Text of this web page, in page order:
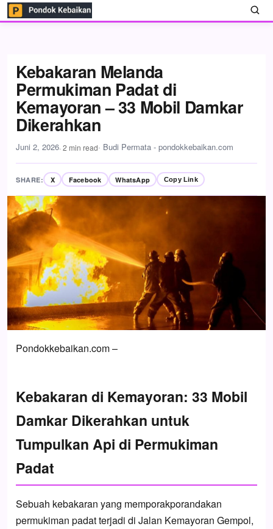
Kebakaran Melanda
Permukiman Padat di
Kemayoran – 33 Mobil Damkar
Dikerahkan
Juni 2, 2026· 2 min read· Budi Permata - pondokkebaikan.com
SHARE: X Facebook WhatsApp Copy Link
Pondokkebaikan.com –
Kebakaran di Kemayoran: 33 Mobil
Damkar Dikerahkan untuk
Tumpulkan Api di Permukiman
Padat
Sebuah kebakaran yang memporakporandakan
permukiman padat terjadi di Jalan Kemayoran Gempol,